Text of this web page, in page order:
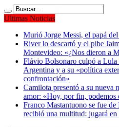
Ultimas Noticias
Murió Jorge Messi, el papá
River lo descartó y el pibe
Montevideo: «¿Nos dieron a
Flávio Bolsonaro culpó a Lula
Argentina y a su «política
confrontación»
Camilota presentó a su nueva
amor: «Hoy, por fin, podemos
Franco Mastantuono se fue
recibió una multitud: jugará en